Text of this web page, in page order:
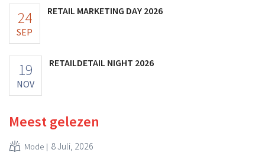
24
SEP
RETAIL MARKETING DAY 2026
19
NOV
RETAILDETAIL NIGHT 2026
Meest gelezen
Mode 8 Juli, 2026